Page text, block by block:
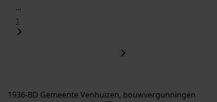
...
1
1936-BD Gemeente Venhuizen, bouwvergunningen